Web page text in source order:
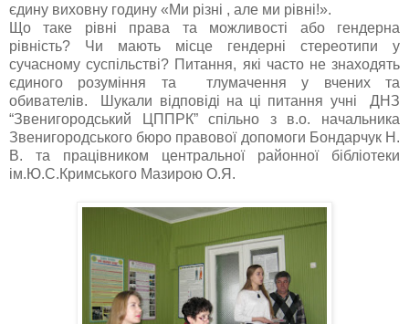
єдину виховну годину «Ми різні , але ми рівні!».
Що таке рівні права та можливості або гендерна
рівність? Чи мають місце гендерні стереотипи у
сучасному суспільстві? Питання, які часто не знаходять
єдиного розуміння та тлумачення у вчених та
обивателів. Шукали відповіді на ці питання учні ДНЗ
“Звенигородський ЦППРК” спільно з в.о. начальника
Звенигородського бюро правової допомоги Бондарчук Н.
В. та працівником центральної районної бібліотеки
ім.Ю.С.Кримського Мазирою О.Я.